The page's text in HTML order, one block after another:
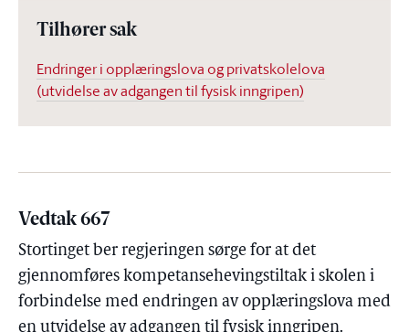
Tilhører sak
Endringer i opplæringslova og privatskolelova
(utvidelse av adgangen til fysisk inngripen)
Vedtak 667
Stortinget ber regjeringen sørge for at det
gjennomføres kompetansehevingstiltak i skolen i
forbindelse med endringen av opplæringslova med
en utvidelse av adgangen til fysisk inngripen.